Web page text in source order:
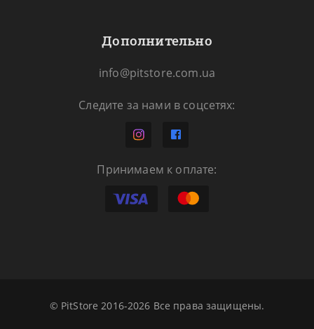
Дополнительно
info@pitstore.com.ua
Следите за нами в соцсетях:
Принимаем к оплате:
© PitStore 2016-2026 Все права защищены.